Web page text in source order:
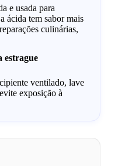
e usada para
ácida tem sabor mais
culinárias,
estrague
ventilado, lave
exposição à